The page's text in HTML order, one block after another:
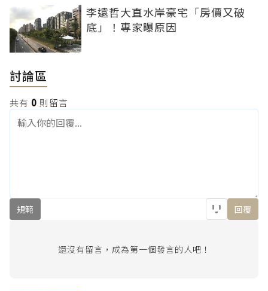
李遠哲大直水岸豪宅「房價又破
底」！專家曝原因
討論區
共有 0 則留言
規範 回覆
還沒有留言，成為第一個發言的人吧！